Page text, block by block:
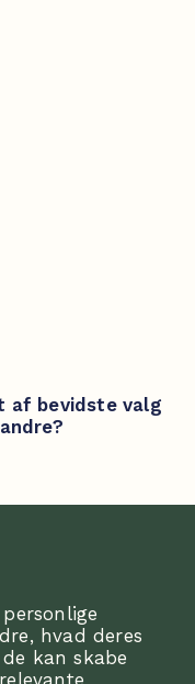
af bevidste valg
hvad deres
kan skabe